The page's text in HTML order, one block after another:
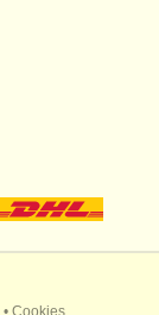
• Cookies